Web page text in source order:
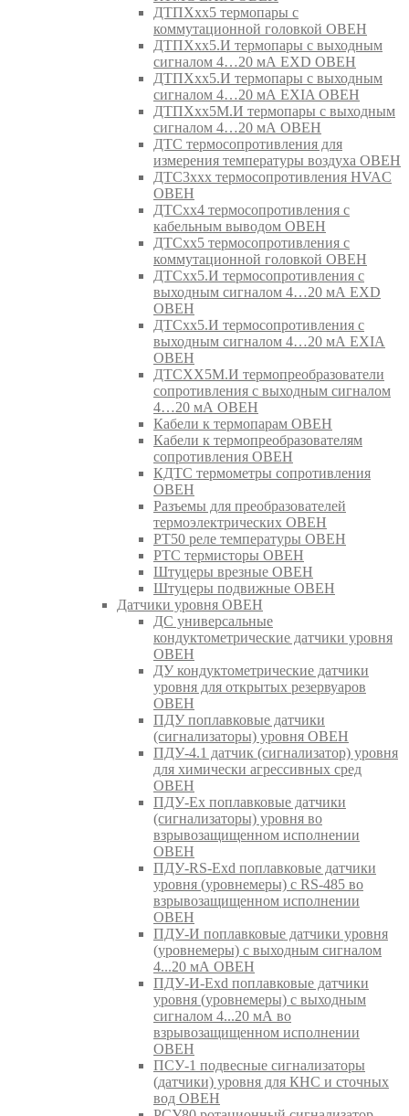
ДТПХхх5 термопары с
коммутационной головкой ОВЕН
ДТПХхх5.И термопары с выходным
сигналом 4…20 мА EXD ОВЕН
ДТПХхх5.И термопары с выходным
сигналом 4…20 мА EXIA ОВЕН
ДТПХхх5М.И термопары с выходным
сигналом 4…20 мА ОВЕН
ДТС термосопротивления для
измерения температуры воздуха ОВЕН
ДТС3ххх термосопротивления HVAC
ОВЕН
ДТСхх4 термосопротивления с
кабельным выводом ОВЕН
ДТСхх5 термосопротивления с
коммутационной головкой ОВЕН
ДТСхх5.И термосопротивления с
выходным сигналом 4…20 мА EXD
ОВЕН
ДТСхх5.И термосопротивления с
выходным сигналом 4…20 мА EXIA
ОВЕН
ДТСХХ5М.И термопреобразователи
сопротивления с выходным сигналом
4…20 мА ОВЕН
Кабели к термопарам ОВЕН
Кабели к термопреобразователям
сопротивления ОВЕН
КДТС термометры сопротивления
ОВЕН
Разъемы для преобразователей
термоэлектрических ОВЕН
РТ50 реле температуры ОВЕН
РТС термисторы ОВЕН
Штуцеры врезные ОВЕН
Штуцеры подвижные ОВЕН
Датчики уровня ОВЕН
ДС универсальные
кондуктометрические датчики уровня
ОВЕН
ДУ кондуктометрические датчики
уровня для открытых резервуаров
ОВЕН
ПДУ поплавковые датчики
(сигнализаторы) уровня ОВЕН
ПДУ-4.1 датчик (сигнализатор) уровня
для химически агрессивных сред
ОВЕН
ПДУ-Ex поплавковые датчики
(сигнализаторы) уровня во
взрывозащищенном исполнении
ОВЕН
ПДУ-RS-Exd поплавковые датчики
уровня (уровнемеры) с RS-485 во
взрывозащищенном исполнении
ОВЕН
ПДУ-И поплавковые датчики уровня
(уровнемеры) с выходным сигналом
4...20 мА ОВЕН
ПДУ-И-Exd поплавковые датчики
уровня (уровнемеры) с выходным
сигналом 4...20 мА во
взрывозащищенном исполнении
ОВЕН
ПСУ-1 подвесные сигнализаторы
(датчики) уровня для КНС и сточных
вод ОВЕН